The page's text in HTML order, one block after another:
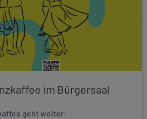
im Bürgersaal
geht weiter!